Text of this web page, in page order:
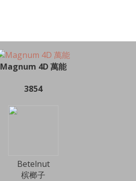
Magnum 4D 萬能
3854
Betelnut
槟榔子